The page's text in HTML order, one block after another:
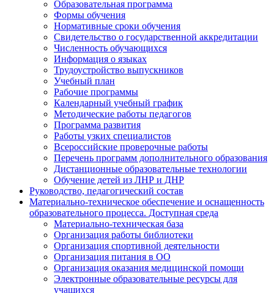
Образовательная программа
Формы обучения
Нормативные сроки обучения
Свидетельство о государственной аккредитации
Численность обучающихся
Информация о языках
Трудоустройство выпускников
Учебный план
Рабочие программы
Календарный учебный график
Методические работы педагогов
Программа развития
Работы узких специалистов
Всероссийские проверочные работы
Перечень программ дополнительного образования
Дистанционные образовательные технологии
Обучение детей из ЛНР и ДНР
Руководство, педагогический состав
Материально-техническое обеспечение и оснащенность
образовательного процесса. Доступная среда
Материально-техническая база
Организация работы библиотеки
Организация спортивной деятельности
Организация питания в ОО
Организация оказания медицинской помощи
Электронные образовательные ресурсы для
учащихся